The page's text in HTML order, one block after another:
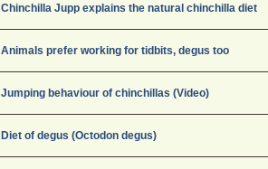
Chinchilla Jupp explains the natural chinchilla diet
Animals prefer working for tidbits, degus too
Jumping behaviour of chinchillas (Video)
Diet of degus (Octodon degus)